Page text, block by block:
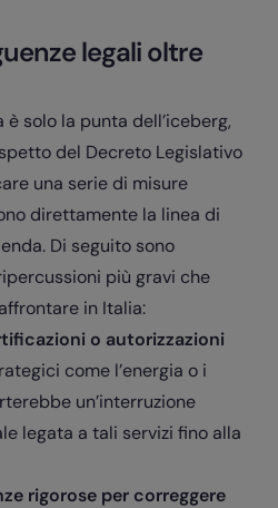
legali oltre
è solo la punta dell’iceberg,
del Decreto Legislativo
una serie di misure
direttamente la linea di
Di seguito sono
più gravi che
in Italia:
o autorizzazioni
come l’energia o i
un’interruzione
legata a tali servizi fino alla
rigorose per correggere